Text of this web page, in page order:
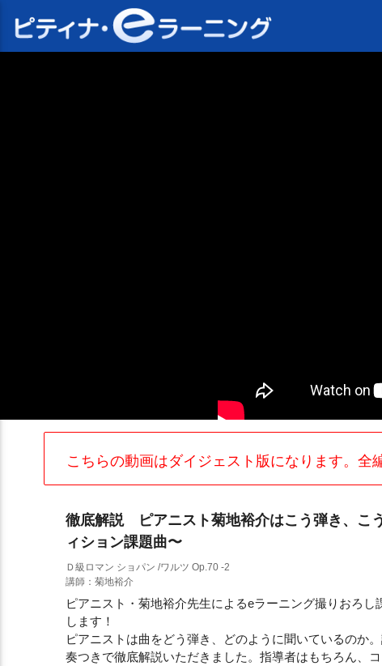
こちらの動画はダイジェスト版になります。全
徹底解説 ピアニスト菊地裕介はこう弾き、こ
ィション課題曲〜
Ｄ級ロマン ショパン /ワルツ Op.70 -2
講師：菊地裕介
ピアニスト・菊地裕介先生によるeラーニング撮りおろ
します！
ピアニストは曲をどう弾き、どのように聞いているのか
奏つきで徹底解説いただきました。指導者はもちろん、